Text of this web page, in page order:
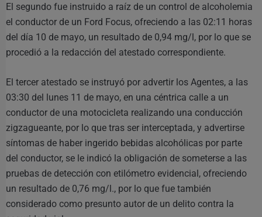
El segundo fue instruido a raíz de un control de alcoholemia
el conductor de un Ford Focus, ofreciendo a las 02:11 horas
del día 10 de mayo, un resultado de 0,94 mg/l, por lo que se
procedió a la redacción del atestado correspondiente.
El tercer atestado se instruyó por advertir los Agentes, a las
03:30 del lunes 11 de mayo, en una céntrica calle a un
conductor de una motocicleta realizando una conducción
zigzagueante, por lo que tras ser interceptada, y advertirse
síntomas de haber ingerido bebidas alcohólicas por parte
del conductor, se le indicó la obligación de someterse a las
pruebas de detección con etilómetro evidencial, ofreciendo
un resultado de 0,76 mg/l., por lo que fue también
considerado como presunto autor de un delito contra la